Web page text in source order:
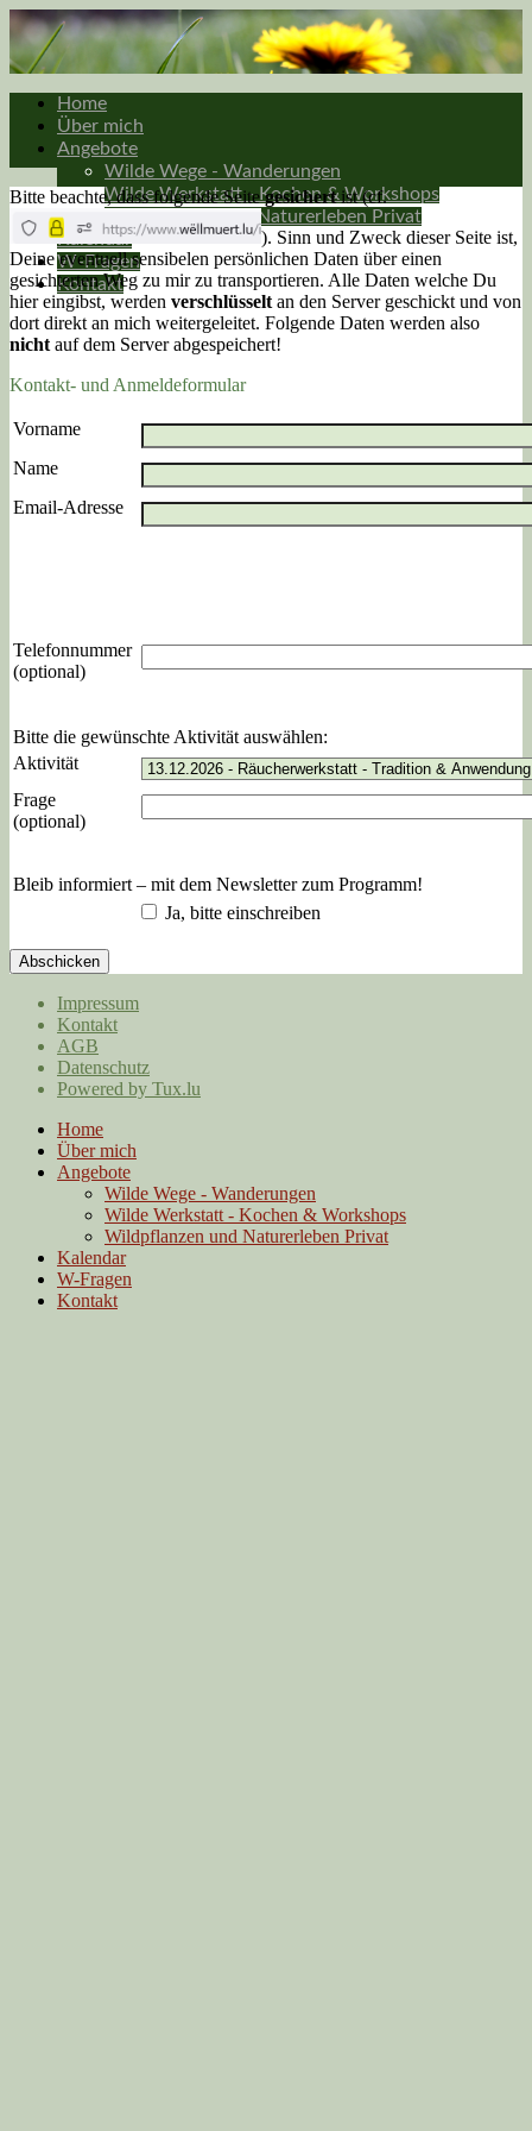
Home
Über mich
Angebote
Wilde Wege - Wanderungen
Wilde Werkstatt - Kochen & Workshops
Wildpflanzen und Naturerleben Privat
Kalendar
W-Fragen
Kontakt
Bitte beachte, dass folgende Seitegesichertist (cf.
). Sinn und Zweck dieser Seite ist,
Deine eventuell sensibelen persönlichen Daten über einen
gesichterten Weg zu mir zu transportieren. Alle Daten welche Du
hier eingibst, werden verschlüsselt an den Server geschickt und von
dort direkt an mich weitergeleitet. Folgende Daten werden also
nicht auf dem Server abgespeichert!
Kontakt- und Anmeldeformular
Vorname
Name
Email-Adresse
Telefonnummer
(optional)
Bitte die gewünschte Aktivität auswählen:
Aktivität
Frage
(optional)
Bleib informiert – mit dem Newsletter zum Programm!
Ja, bitte einschreiben
Abschicken
Impressum
Kontakt
AGB
Datenschutz
Powered by Tux.lu
Home
Über mich
Angebote
Wilde Wege - Wanderungen
Wilde Werkstatt - Kochen & Workshops
Wildpflanzen und Naturerleben Privat
Kalendar
W-Fragen
Kontakt